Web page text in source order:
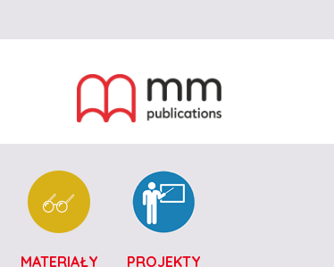
MATERIAŁY
PROJEKTY